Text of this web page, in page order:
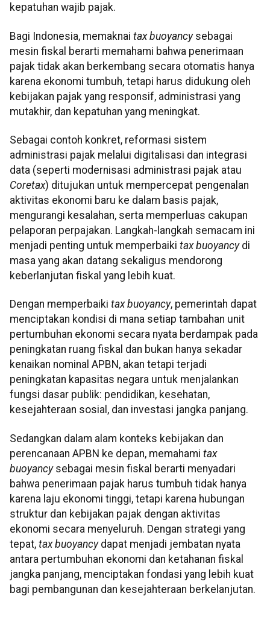
kepatuhan wajib pajak.
Bagi Indonesia, memaknai tax buoyancysebagai
mesin fiskal berarti memahami bahwa penerimaan
pajak tidak akan berkembang secara otomatis hanya
karena ekonomi tumbuh, tetapi harus didukung oleh
kebijakan pajak yang responsif, administrasi yang
mutakhir, dan kepatuhan yang meningkat.
Sebagai contoh konkret, reformasi sistem
administrasi pajak melalui digitalisasi dan integrasi
data (seperti modernisasi administrasi pajak atau
Coretax) ditujukan untuk mempercepat pengenalan
aktivitas ekonomi baru ke dalam basis pajak,
mengurangi kesalahan, serta memperluas cakupan
pelaporan perpajakan. Langkah-langkah semacam ini
menjadi penting untuk memperbaiki tax buoyancydi
masa yang akan datang sekaligus mendorong
keberlanjutan fiskal yang lebih kuat.
Dengan memperbaiki tax buoyancy, pemerintah dapat
menciptakan kondisi di mana setiap tambahan unit
pertumbuhan ekonomi secara nyata berdampak pada
peningkatan ruang fiskal dan bukan hanya sekadar
kenaikan nominal APBN, akan tetapi terjadi
peningkatan kapasitas negara untuk menjalankan
fungsi dasar publik: pendidikan, kesehatan,
kesejahteraan sosial, dan investasi jangka panjang.
Sedangkan dalam alam konteks kebijakan dan
perencanaan APBN ke depan, memahami tax
buoyancysebagai mesin fiskal berarti menyadari
bahwa penerimaan pajak harus tumbuh tidak hanya
karena laju ekonomi tinggi, tetapi karena hubungan
struktur dan kebijakan pajak dengan aktivitas
ekonomi secara menyeluruh. Dengan strategi yang
tepat, tax buoyancydapat menjadi jembatan nyata
antara pertumbuhan ekonomi dan ketahanan fiskal
jangka panjang, menciptakan fondasi yang lebih kuat
bagi pembangunan dan kesejahteraan berkelanjutan.